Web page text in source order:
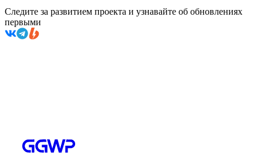
Следите за развитием проекта и узнавайте об обновлениях
первыми